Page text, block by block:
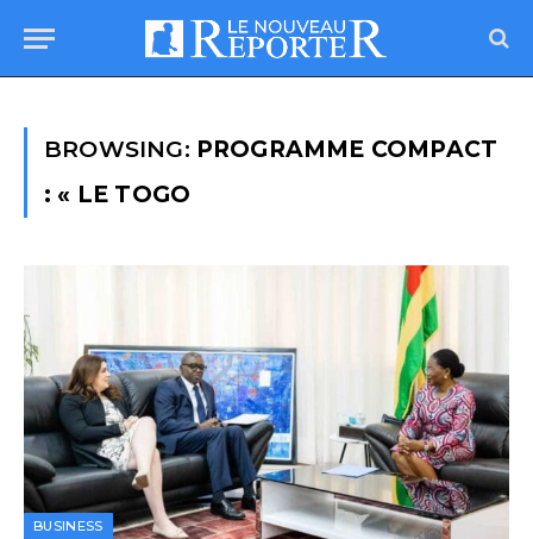
BROWSING: PROGRAMME COMPACT
: « LE TOGO
BUSINESS